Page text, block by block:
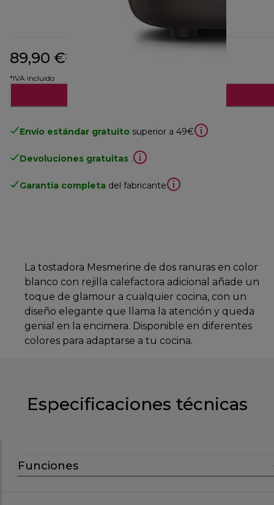
89,90 €129,90 €
*IVA incluido
Envío estándar gratuito superior a 49€
Devoluciones gratuitas .
Garantía completa del fabricante
La tostadora Mesmerine de dos ranuras en color
blanco con rejilla calefactora adicional añade un
toque de glamour a cualquier cocina, con un
diseño elegante que llama la atención y queda
genial en la encimera. Disponible en diferentes
colores para adaptarse a tu cocina.
Especificaciones técnicas
Funciones